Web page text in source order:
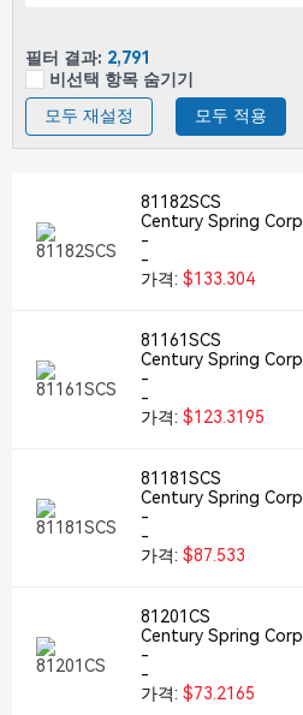
필터 결과: 2,791
비선택 항목 숨기기
모두 재설정
모두 적용
81182SCS
Century Spring Corp
-
-
가격: $133.304
81161SCS
Century Spring Corp
-
-
가격: $123.3195
81181SCS
Century Spring Corp
-
-
가격: $87.533
81201CS
Century Spring Corp
-
-
가격: $73.2165